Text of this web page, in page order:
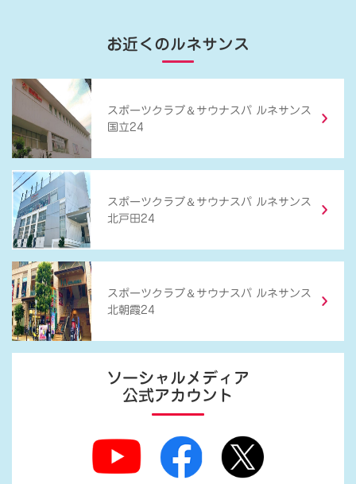
お近くのルネサンス
スポーツクラブ ＆ サウナスパ ルネサンス
国立24
スポーツクラブ ＆ サウナスパ ルネサンス
北戸田24
スポーツクラブ ＆ サウナスパ ルネサンス
北朝霞24
ソーシャルメディア
公式アカウント